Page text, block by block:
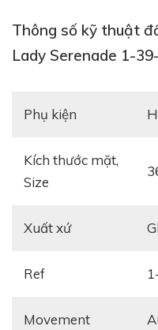
Thông số kỹ thuật
Lady Serenade 1-
Phụ kiện
Kích thước mặt,
Size
Xuất xứ
Ref
Movement